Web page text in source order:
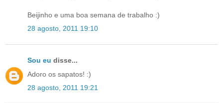
Beijinho e uma boa semana de trabalho :)
28 agosto, 2011 19:10
Sou eu disse...
Adoro os sapatos! :)
28 agosto, 2011 19:21